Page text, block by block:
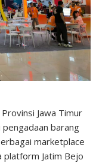
Jawa Timur
barang
marketplace
platform Jatim Bejo